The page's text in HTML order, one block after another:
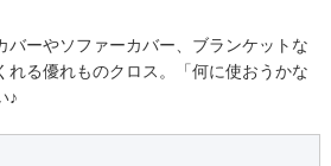
ーやソファーカバー、ブランケットな
れる優れものクロス。「何に使おうかな
♪